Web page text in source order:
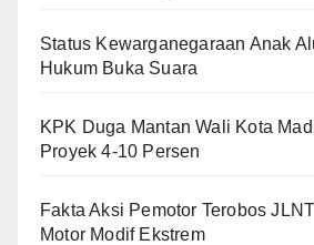
Status Kewarganegaraan Anak
Hukum Buka Suara
KPK Duga Mantan Wali Kota
Proyek 4-10 Persen
Fakta Aksi Pemotor Terobos
Motor Modif Ekstrem